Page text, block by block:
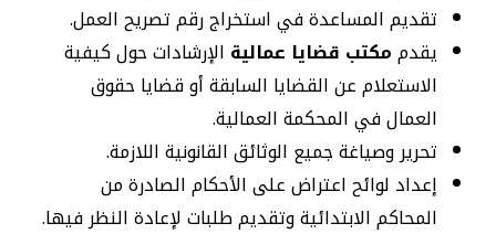
تقديم المساعدة في استخراج رقم تصريح العمل.
يقدممكتب قضايا عمالية الإرشادات حول كيفية
الاستعلام عن القضايا السابقة أو قضايا حقوق
العمال في المحكمة العمالية.
تحرير وصياغة جميع الوثائق القانونية اللازمة.
إعداد لوائح اعتراض على الأحكام الصادرة من
المحاكم الابتدائية وتقديم طلبات لإعادة النظر فيها.